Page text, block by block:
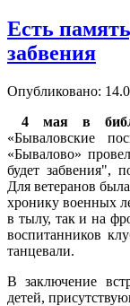
Есть
забвения
Опубликовано:
4 мая в
«Бываловские
«Бывалово»
будет забвения",
Для ветеранов
хронику военных
в тылу, так и на
воспитанников
танцевали.
В заключение
детей,